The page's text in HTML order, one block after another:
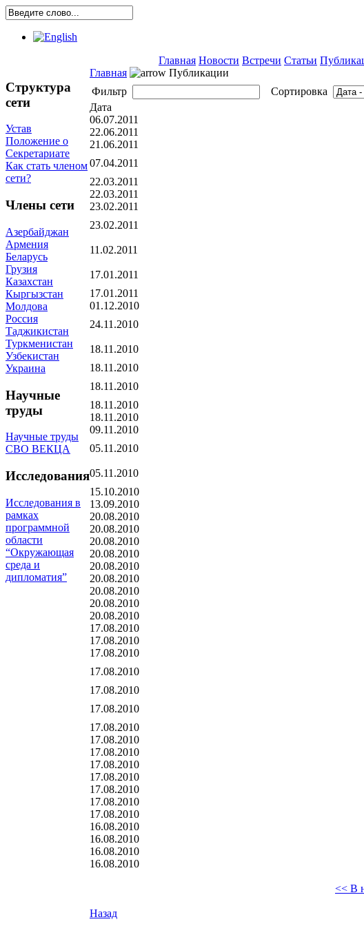
Главная Новости Встречи Статьи
Структура
сети
Устав
Положение о
Секретариате
Как стать членом
сети?
Члены сети
Азербайджан
Армения
Беларусь
Грузия
Казахстан
Кыргызстан
Молдова
Россия
Таджикистан
Туркменистан
Узбекистан
Украина
Научные
труды
Научные труды
СВО ВЕКЦА
Исследования
Исследования в
рамках
программной
области
“Окружающая
среда и
дипломатия”
Главная
Публикации
Фильтр
Сортировка
Дата
06.07.2011
22.06.2011
21.06.2011
07.04.2011
22.03.2011
22.03.2011
23.02.2011
23.02.2011
11.02.2011
17.01.2011
17.01.2011
01.12.2010
24.11.2010
18.11.2010
18.11.2010
18.11.2010
18.11.2010
18.11.2010
09.11.2010
05.11.2010
05.11.2010
15.10.2010
13.09.2010
20.08.2010
20.08.2010
20.08.2010
20.08.2010
20.08.2010
20.08.2010
20.08.2010
20.08.2010
20.08.2010
17.08.2010
17.08.2010
17.08.2010
17.08.2010
17.08.2010
17.08.2010
17.08.2010
17.08.2010
17.08.2010
17.08.2010
17.08.2010
17.08.2010
17.08.2010
17.08.2010
16.08.2010
16.08.2010
16.08.2010
16.08.2010
<< В
Назад